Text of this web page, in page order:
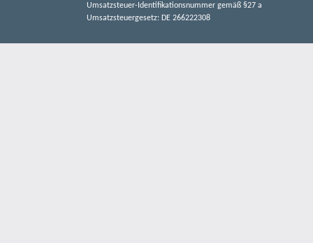
Umsatzsteuer-Identifikationsnummer gemäß §27 a
Umsatzsteuergesetz: DE 266222308